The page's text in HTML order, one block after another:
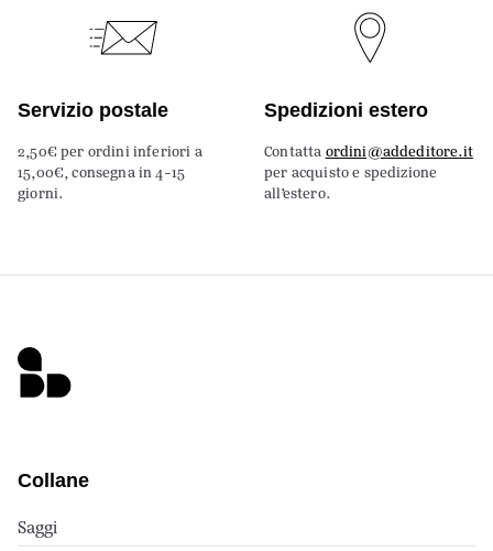
Servizio postale
2,50€ per ordini inferiori a
15,00€, consegna in 4-15
giorni.
Spedizioni estero
Contatta ordini@addeditore.it
per acquisto e spedizione
all’estero.
Collane
Saggi